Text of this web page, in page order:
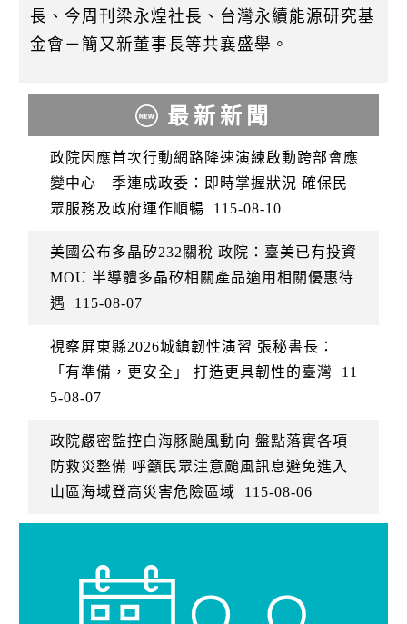
長、今周刊梁永煌社長、台灣永續能源研究基
金會－簡又新董事長等共襄盛舉。
最新新聞
政院因應首次行動網路降速演練啟動跨部會應
變中心 季連成政委：即時掌握狀況 確保民
眾服務及政府運作順暢
115-08-10
美國公布多晶矽232關稅 政院：臺美已有投資
MOU 半導體多晶矽相關產品適用相關優惠待
遇
115-08-07
視察屏東縣2026城鎮韌性演習 張秘書長：
「有準備，更安全」 打造更具韌性的臺灣
11
5-08-07
政院嚴密監控白海豚颱風動向 盤點落實各項
防救災整備 呼籲民眾注意颱風訊息避免進入
山區海域登高災害危險區域
115-08-06